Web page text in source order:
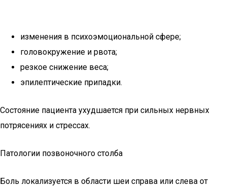
изменения в психоэмоциональной сфере;
головокружение и рвота;
резкое снижение веса;
эпилептические припадки.
Состояние пациента ухудшается при сильных нервных
потрясениях и стрессах.
Патологии позвоночного столба
Боль локализуется в области шеи справа или слева от